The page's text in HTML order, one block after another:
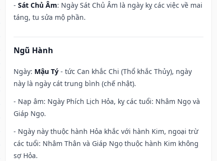
- Sát Chủ Âm: Ngày Sát Chủ Âm là ngày kỵ các việc về mai
táng, tu sửa mộ phần.
Ngũ Hành
Ngày: Mậu Tý - tức Can khắc Chi (Thổ khắc Thủy), ngày
này là ngày cát trung bình (chế nhật).
- Nạp âm: Ngày Phích Lịch Hỏa, kỵ các tuổi: Nhâm Ngọ và
Giáp Ngọ.
- Ngày này thuộc hành Hỏa khắc với hành Kim, ngoại trừ
các tuổi: Nhâm Thân và Giáp Ngọ thuộc hành Kim không
sợ Hỏa.